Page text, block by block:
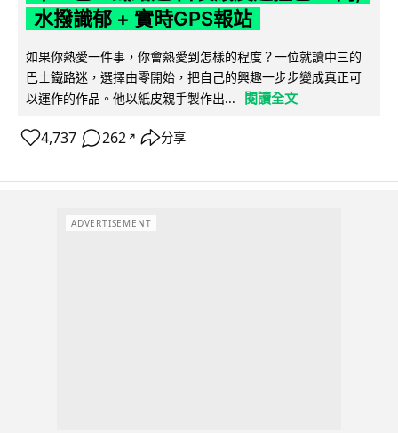
水撥識郁 + 實時GPS報站
如果你熱愛一件事，你會熱愛到怎樣的程度？一位就讀中三的
巴士鐵路迷，選擇由零開始，把自己的興趣一步步變成真正可
以運作的作品。他以紙皮親手製作出...
閱讀全文
4,737 262 ↗ 分享
ADVERTISEMENT